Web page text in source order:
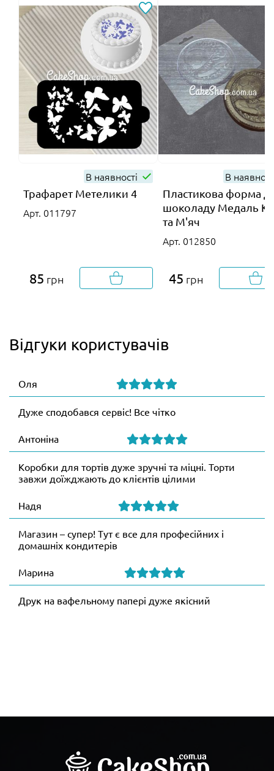
В наявності
Трафарет Метелики 4
Арт. 011797
85 грн
В
Пластикова форма
шоколаду Медаль
та М'яч
Арт. 012850
45 грн
Відгуки користувачів
Оля
Дуже сподобався сервіс! Все чітко
Антоніна
Коробки для тортів дуже зручні та міцні. Торти
завжи доїжджають до клієнтів цілими
Надя
Магазин – супер! Тут є все для професійних і
домашніх кондитерів
Марина
Друк на вафельному папері дуже якісний